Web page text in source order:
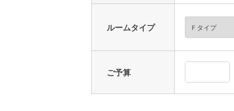
ルームタイプ
ご予算